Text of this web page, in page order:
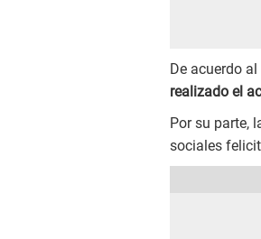
De acuerdo
realizado el
Por su parte,
sociales